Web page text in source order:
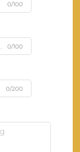
0/100
0/100
0/200